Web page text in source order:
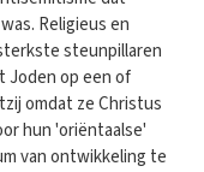
Religieus en
steunpillaren
Joden op een of
omdat ze Christus
hun 'oriëntaalse'
van ontwikkeling te